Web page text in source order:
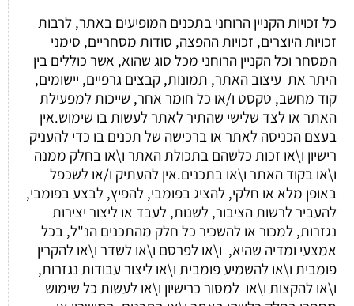
כל זכויות הקניין הרוחני בתכנים המופיעים באתר, לרבות
זכויות היוצרים, זכויות ההפצה, סודות מסחריים, סימני
המסחר וכל הקניין הרוחני מכל סוג שהוא, אשר כוללים בין
היתר את עיצוב האתר, תמונות, קבצים גרפיים, יישומים,
קוד מחשב, טקסט ו/או כל חומר אחר, שייכות למפעילת
האתר או לצד שלישי שהתיר לאתר לעשות בו שימוש.אין
בעצם הכניסה לאתר או ברכישה של תכנים בו כדי להעניק
רישיון ו\או זכות כלשהם בתכולת האתר ו\או בחלק ממנה
ו\או בקוד האתר ו\או בתכנים.אין להעתיק ו/או לשכפל
באופן מלא או חלקי, להציג בפומבי, להפיץ, לבצע בפומבי,
להעביר לרשות הציבור, לשנות, לעבד או ליצור יצירות
נגזרות, למכור או להשכיר כל חלק מהתכנים הנ"ל, בכל
אמצעי ומדיה שהיא, ו\או לפרסם ו\או לשדר ו\או להקרין
פומבית ו\או להשמיע פומבית ו\או ליצור עבודות נגזרות,
ו\או להקצות ו\או למסור כרישיון ו\או לעשות כל שימוש